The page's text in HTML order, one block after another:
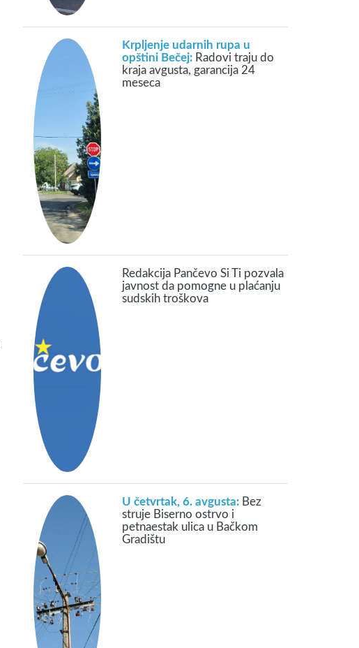
Krpljenje udarnih rupa u
opštini Bečej: Radovi traju do
kraja avgusta, garancija 24
meseca
Redakcija Pančevo Si Ti pozvala
javnost da pomogne u plaćanju
sudskih troškova
U četvrtak, 6. avgusta: Bez
struje Biserno ostrvo i
petnaestak ulica u Bačkom
Gradištu